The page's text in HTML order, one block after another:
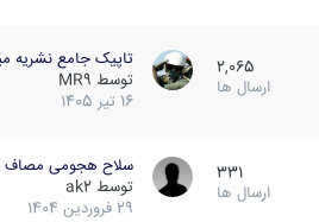
2,065
ارسال ها
تاپیک جامع نشریه
توسط MR9
16 تیر 1405
331
ارسال ها
سلاح هجومی مصاف
توسط ak2
29 فروردین 1404